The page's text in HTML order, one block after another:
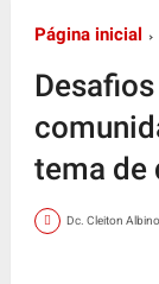
Página inicial
tema de
Dc. Cleiton Albino